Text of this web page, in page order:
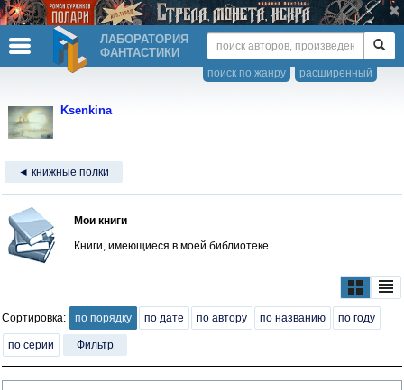
ЛАБОРАТОРИЯ
ФАНТАСТИКИ
расширенный
поиск по жанру
Ksenkina
◄ книжные полки
Мои книги
Книги, имеющиеся в моей библиотеке
Сортировка: по порядку по дате по автору по названию по году
по серии Фильтр